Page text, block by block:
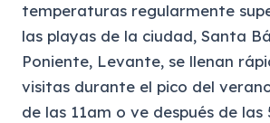
temperaturas regularmente
las playas de la ciudad, Santa
Poniente, Levante, se llenan
visitas durante el pico del
de las 11am o ve después de las